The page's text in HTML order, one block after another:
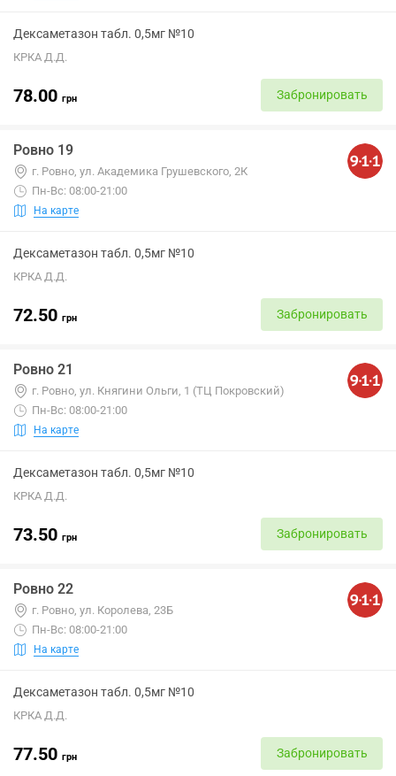
Дексаметазон табл. 0,5мг №10
КРКА Д.Д.
78.00 грн Забронировать
Ровно 19
г. Ровно, ул. Академика Грушевского, 2К
Пн-Вс: 08:00-21:00
На карте
Дексаметазон табл. 0,5мг №10
КРКА Д.Д.
72.50 грн Забронировать
Ровно 21
г. Ровно, ул. Княгини Ольги, 1 (ТЦ Покровский)
Пн-Вс: 08:00-21:00
На карте
Дексаметазон табл. 0,5мг №10
КРКА Д.Д.
73.50 грн Забронировать
Ровно 22
г. Ровно, ул. Королева, 23Б
Пн-Вс: 08:00-21:00
На карте
Дексаметазон табл. 0,5мг №10
КРКА Д.Д.
77.50 грн Забронировать